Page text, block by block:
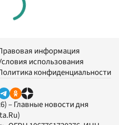
информация
использования
конфиденциальности
– Главные новости дня